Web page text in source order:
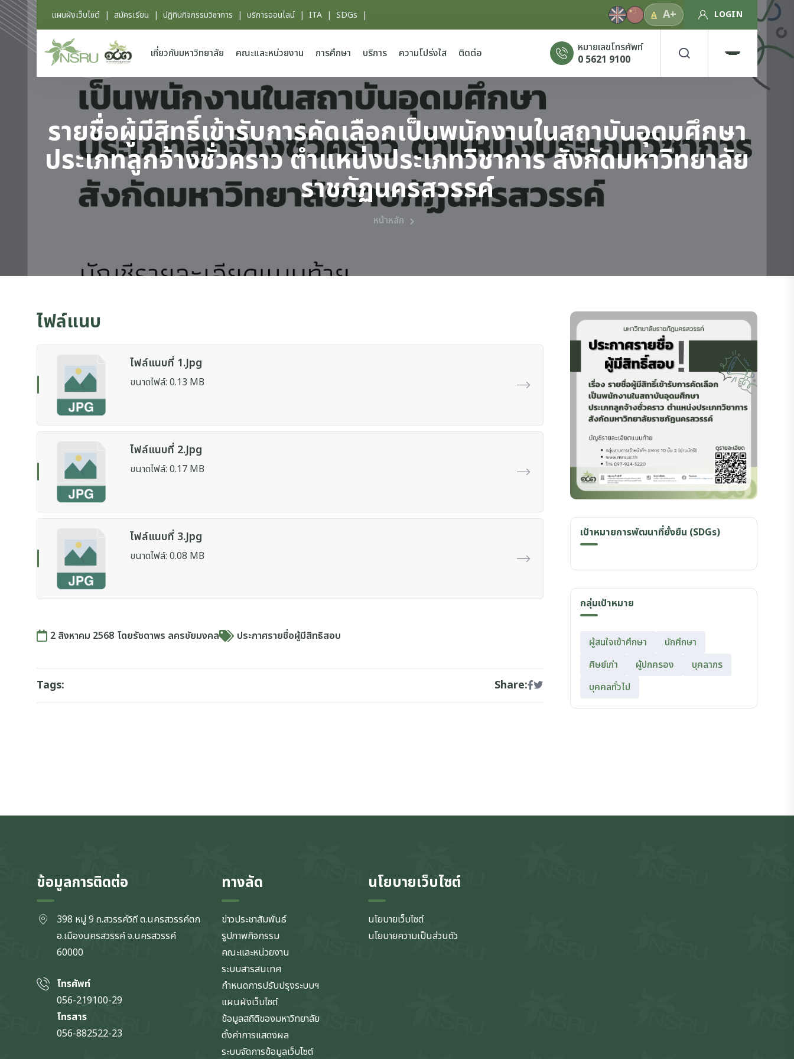
แผนผังเว็บไซต์ | สมัครเรียน | ปฏิทินกิจกรรมวิชาการ | บริการออนไลน์| ITA | SDGs | A A+ LOGIN
เกี่ยวกับมหาวิทยาลัย คณะและหน่วยงาน การศึกษา บริการ ความโปร่งใส ติดต่อ
หมายเลขโทรศัพท์
0 5621 9100
รายชื่อผู้มีสิทธิ์เข้ารับการคัดเลือกเป็นพนักงานในสถาบันอุดมศึกษา
ประเภทลูกจ้างชั่วคราว ตำแหน่งประเภทวิชาการ สังกัดมหาวิทยาลัย
ราชภัฏนครสวรรค์
หน้าหลัก
ไฟล์แนบ
ไฟล์แนบที่ 1.jpg
ขนาดไฟล์: 0.13 MB
ไฟล์แนบที่ 2.jpg
ขนาดไฟล์: 0.17 MB
ไฟล์แนบที่ 3.jpg
ขนาดไฟล์: 0.08 MB
2 สิงหาคม 2568 โดยรัชดาพร ลครชัยมงคล ประกาศรายชื่อผู้มีสิทธิสอบ
Tags: Share:
เป้าหมายการพัฒนาที่ยั่งยืน (SDGs)
กลุ่มเป้าหมาย
ผู้สนใจเข้าศึกษา
นักศึกษา
ศิษย์เก่า
ผู้ปกครอง
บุคลากร
บุคคลทั่วไป
ข้อมูลการติดต่อ
398 หมู่ 9 ถ.สวรรค์วิถี ต.นครสวรรค์ตก
อ.เมืองนครสวรรค์ จ.นครสวรรค์
60000
โทรศัพท์
056-219100-29
โทรสาร
056-882522-23
ทางลัด
ข่าวประชาสัมพันธ์
รูปภาพกิจกรรม
คณะและหน่วยงาน
ระบบสารสนเทศ
กำหนดการปรับปรุงระบบฯ
แผนผังเว็บไซต์
ข้อมูลสถิติของมหาวิทยาลัย
ตั้งค่าการแสดงผล
ระบบจัดการข้อมูลเว็บไซต์
นโยบายเว็บไซต์
นโยบายเว็บไซต์
นโยบายความเป็นส่วนตัว